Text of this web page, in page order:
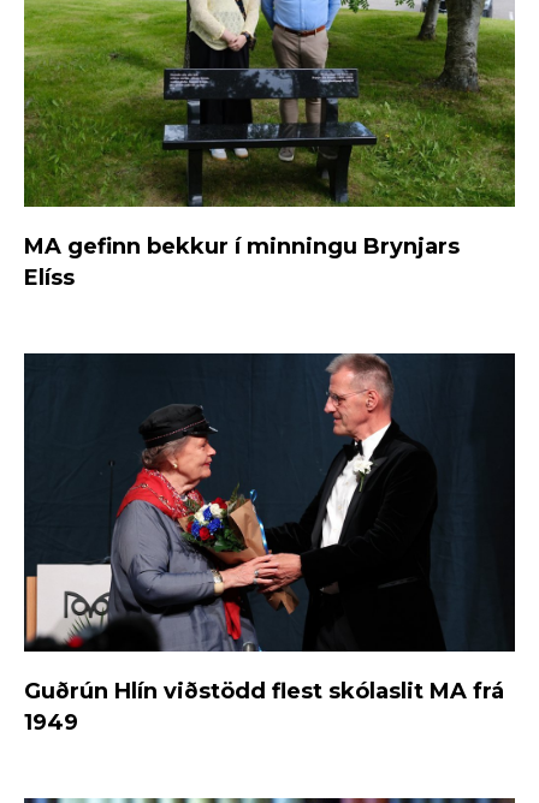
MA gefinn bekkur í minningu Brynjars
Elíss
Guðrún Hlín viðstödd flest skólaslit MA frá
1949